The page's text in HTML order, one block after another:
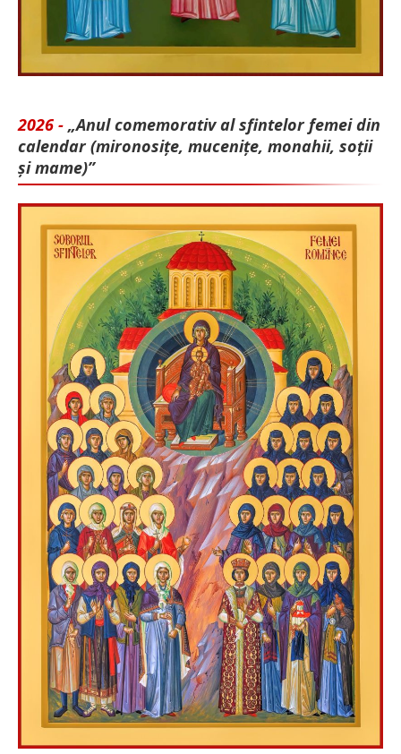
2026 - „Anul comemorativ al sfintelor femei din
calendar (mironosițe, mu­cenițe, monahii, soții
și mame)”